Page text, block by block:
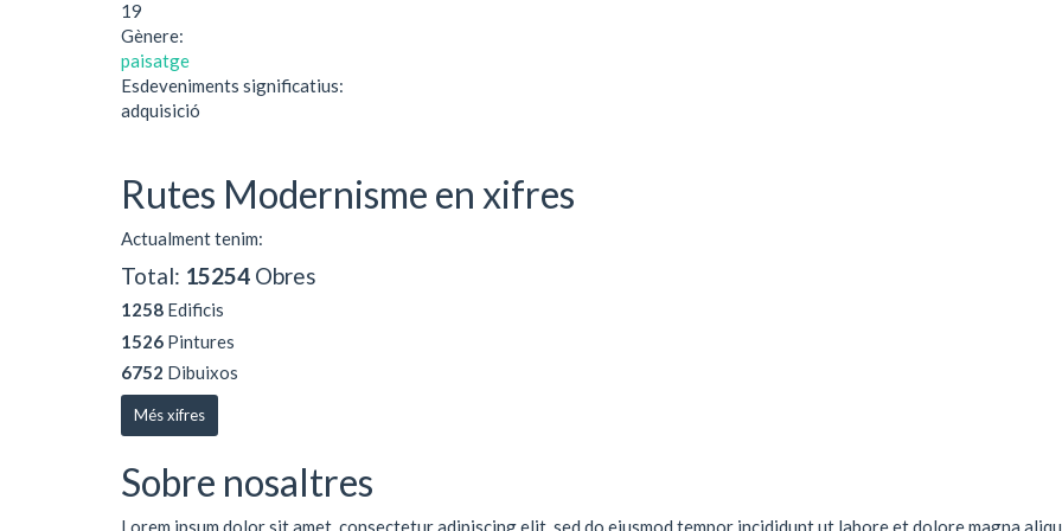
19
Gènere:
paisatge
Esdeveniments significatius:
adquisició
Rutes Modernisme en xifres
Actualment tenim:
Total: 15254 Obres
1258 Edificis
1526 Pintures
6752 Dibuixos
Més xifres
Sobre nosaltres
Lorem ipsum dolor sit amet, consectetur adipiscing elit, sed do eiusmod tempor incididunt ut labore et dolore magna